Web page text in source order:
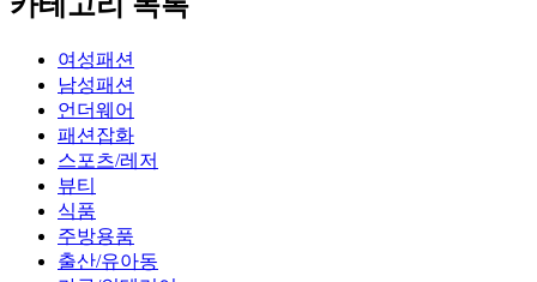
여성패션
남성패션
언더웨어
패션잡화
스포츠/레저
뷰티
식품
주방용품
출산/유아동